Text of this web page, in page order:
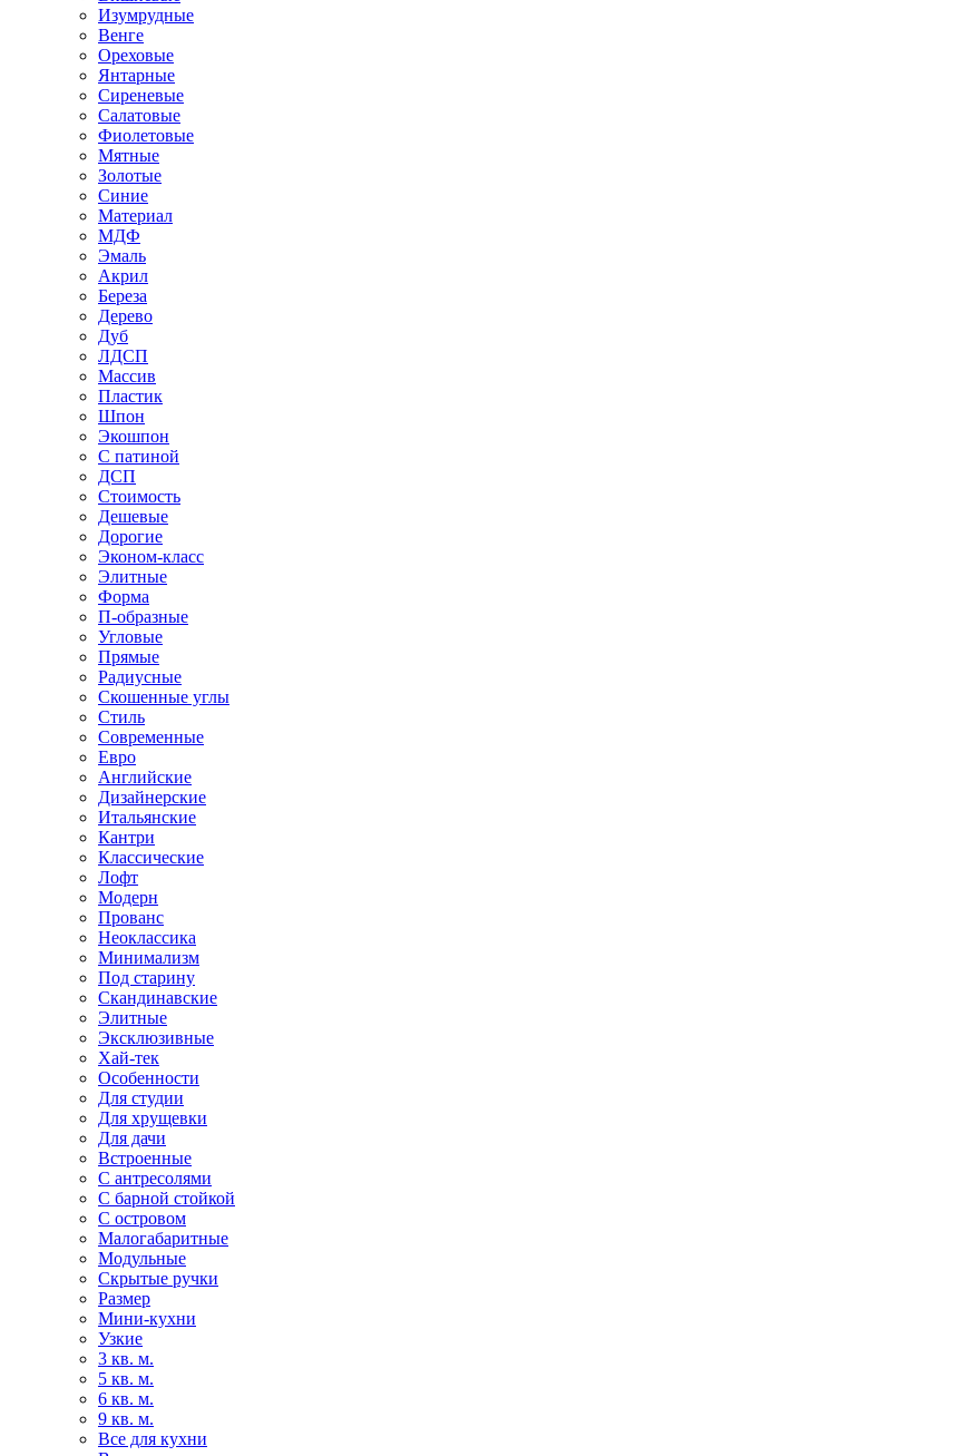
Изумрудные
Венге
Ореховые
Янтарные
Сиреневые
Салатовые
Фиолетовые
Мятные
Золотые
Синие
Материал
МДФ
Эмаль
Акрил
Береза
Дерево
Дуб
ЛДСП
Массив
Пластик
Шпон
Экошпон
С патиной
ДСП
Стоимость
Дешевые
Дорогие
Эконом-класс
Элитные
Форма
П-образные
Угловые
Прямые
Радиусные
Скошенные углы
Стиль
Современные
Евро
Английские
Дизайнерские
Итальянские
Кантри
Классические
Лофт
Модерн
Прованс
Неоклассика
Минимализм
Под старину
Скандинавские
Элитные
Эксклюзивные
Хай-тек
Особенности
Для студии
Для хрущевки
Для дачи
Встроенные
С антресолями
С барной стойкой
С островом
Малогабаритные
Модульные
Скрытые ручки
Размер
Мини-кухни
Узкие
3 кв. м.
5 кв. м.
6 кв. м.
9 кв. м.
Все для кухни